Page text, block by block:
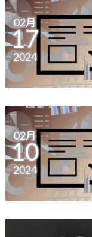
02月
17
2024
02月
10
2024